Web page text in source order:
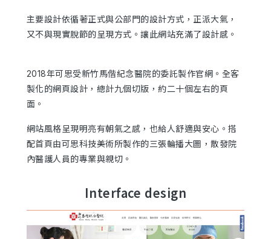
主要設計依循著正式與公部門的設計方式，正派大氣，
又不與現實脫節的呈現方式。讓此網站充滿了設計感。
2018年可思受新竹馬偕紀念醫院的委託製作官網。全客
製化的網頁設計，總計九個切版，約二十個左右的頁
面。
網站風格呈現明亮有朝氣之感，也給人舒適與安心。搭
配首頁由可思科技美術所製作的三張輪播大圖，散發院
內醫護人員的專業與親切。
Interface design